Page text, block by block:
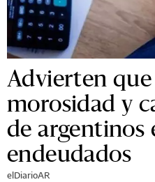
Advierten
morosidad y
de argentinos
endeudados
elDiarioAR